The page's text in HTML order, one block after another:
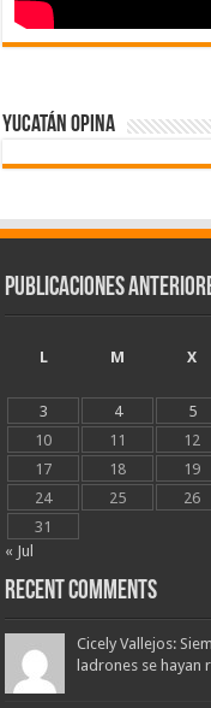
Yucatán Opina
Publicaciones
L
M X
3
4 5
10
11 12
17
18 19
24
25 26
31
« Jul
Recent Comments
Cicely Vallejos:
ladrones se hayan